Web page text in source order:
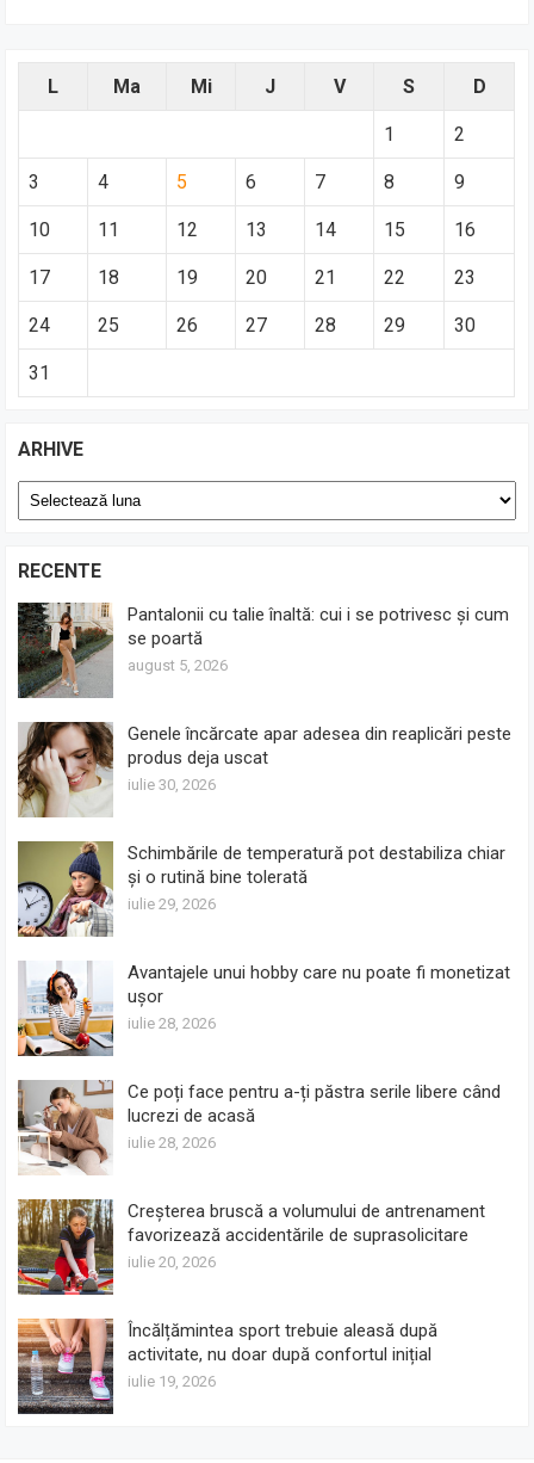
L Ma Mi J V S D
1 2
3 4 5 6 7 8 9
10 11 12 13 14 15 16
17 18 19 20 21 22 23
24 25 26 27 28 29 30
31
ARHIVE
Arhive
RECENTE
Pantalonii cu talie înaltă: cui i se potrivesc și cum
se poartă
august 5, 2026
Genele încărcate apar adesea din reaplicări peste
produs deja uscat
iulie 30, 2026
Schimbările de temperatură pot destabiliza chiar
și o rutină bine tolerată
iulie 29, 2026
Avantajele unui hobby care nu poate fi monetizat
ușor
iulie 28, 2026
Ce poți face pentru a-ți păstra serile libere când
lucrezi de acasă
iulie 28, 2026
Creșterea bruscă a volumului de antrenament
favorizează accidentările de suprasolicitare
iulie 20, 2026
Încălțămintea sport trebuie aleasă după
activitate, nu doar după confortul inițial
iulie 19, 2026